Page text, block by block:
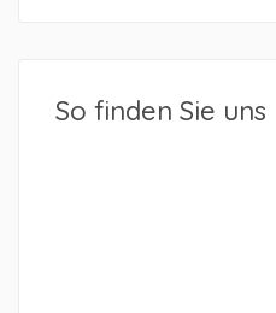
So finden Sie uns